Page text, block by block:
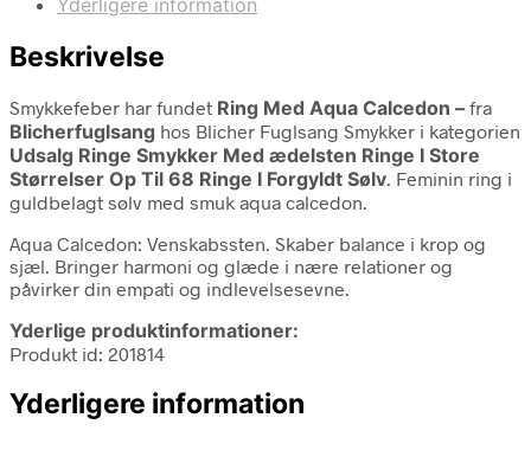
Yderligere information
Beskrivelse
Smykkefeber har fundet Ring Med Aqua Calcedon – fra
Blicherfuglsang hos Blicher Fuglsang Smykker i kategorien
Udsalg Ringe Smykker Med ædelsten Ringe I Store
Størrelser Op Til 68 Ringe I Forgyldt Sølv. Feminin ring i
guldbelagt sølv med smuk aqua calcedon.
Aqua Calcedon: Venskabssten. Skaber balance i krop og
sjæl. Bringer harmoni og glæde i nære relationer og
påvirker din empati og indlevelsesevne.
Yderlige produktinformationer:
Produkt id: 201814
Yderligere information